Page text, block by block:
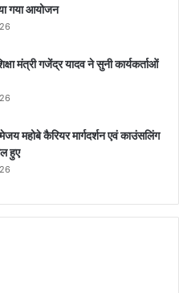
गया आयोजन
मंत्री गजेंद्र यादव ने सुनी कार्यकर्ताओं
महोबे कैरियर मार्गदर्शन एवं काउंसलिंग
हुए